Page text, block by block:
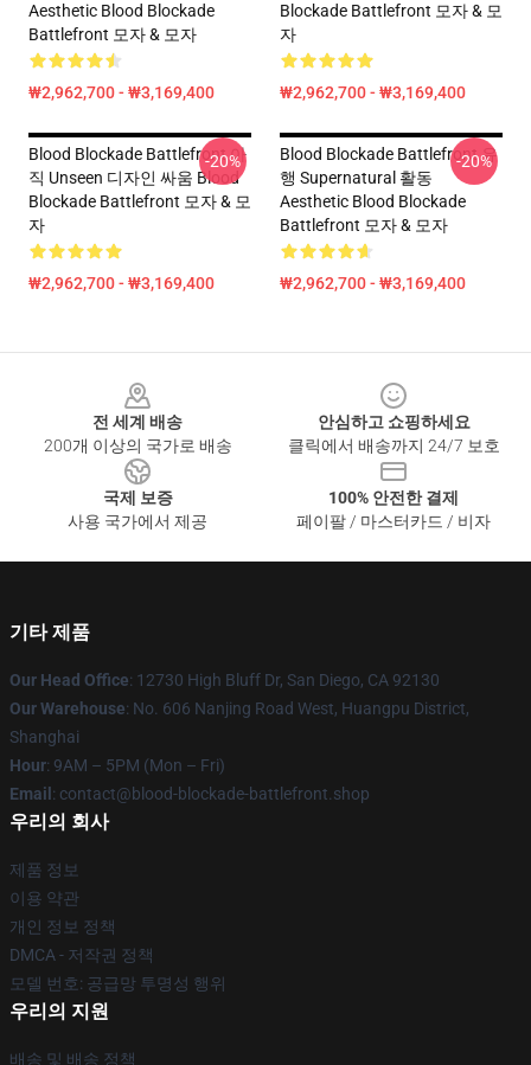
Aesthetic Blood Blockade
Battlefront 모자 & 모자
₩2,962,700 - ₩3,169,400
Blockade Battlefront 모자 & 모
자
₩2,962,700 - ₩3,169,400
Blood Blockade Battlefront 아
직 Unseen 디자인 싸움 Blood
Blockade Battlefront 모자 & 모
자
₩2,962,700 - ₩3,169,400
-20%
Blood Blockade Battlefront 유
행 Supernatural 활동
Aesthetic Blood Blockade
Battlefront 모자 & 모자
₩2,962,700 - ₩3,169,400
-20%
전 세계 배송
200개 이상의 국가로 배송
안심하고 쇼핑하세요
클릭에서 배송까지 24/7 보호
국제 보증
사용 국가에서 제공
100% 안전한 결제
페이팔 / 마스터카드 / 비자
기타 제품
Our Head Office: 12730 High Bluff Dr, San Diego, CA 92130
Our Warehouse: No. 606 Nanjing Road West, Huangpu District,
Shanghai
Hour: 9AM – 5PM (Mon – Fri)
Email : contact@blood-blockade-battlefront.shop
우리의 회사
제품 정보
이용 약관
개인 정보 정책
DMCA - 저작권 정책
모델 번호: 공급망 투명성 행위
우리의 지원
배송 및 배송 정책